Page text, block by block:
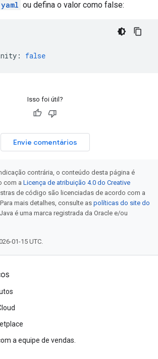
ou defina o valor como false:
: false
Isso foi útil?
Envie comentários
contrária, o conteúdo desta página é
com a Licença de atribuição 4.0 do Creative
de código são licenciadas de acordo com a
mais detalhes, consulte as políticas do site do
é uma marca registrada da Oracle e/ou
01-15 UTC.
a equipe de vendas.